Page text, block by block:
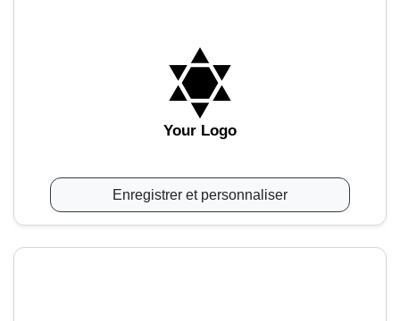
Your Logo
Enregistrer et personnaliser